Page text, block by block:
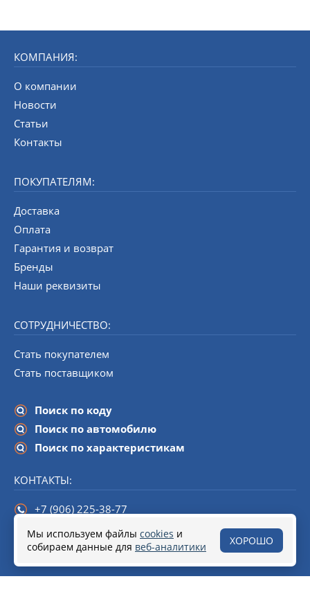
СОТРУДНИЧЕСТВО:
Стать покупателем
Стать поставщиком
Поиск по коду
Поиск по автомобилю
Поиск по характеристикам
КОМПАНИЯ:
О компании
Новости
Статьи
Контакты
ПОКУПАТЕЛЯМ:
Доставка
Оплата
Гарантия и возврат
Бренды
Наши реквизиты
КОНТАКТЫ:
+7 (906) 225-38-77
info@startline-spb.ru
190020,Санкт-Петербург, набережная Обводного канала,
Мы используем файлы cookies и
собираем данные для веб-аналитики ХОРОШО